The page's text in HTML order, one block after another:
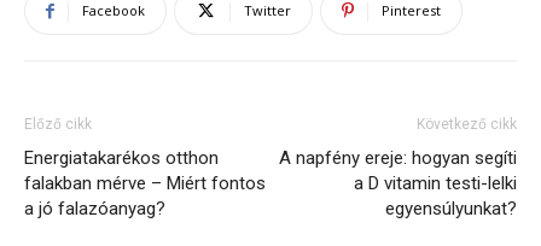
Facebook Twitter Pinterest
Előző cikk
Energiatakarékos otthon
falakban mérve – Miért fontos
a jó falazóanyag?
Következő cikk
A napfény ereje: hogyan segíti
a D vitamin testi-lelki
egyensúlyunkat?